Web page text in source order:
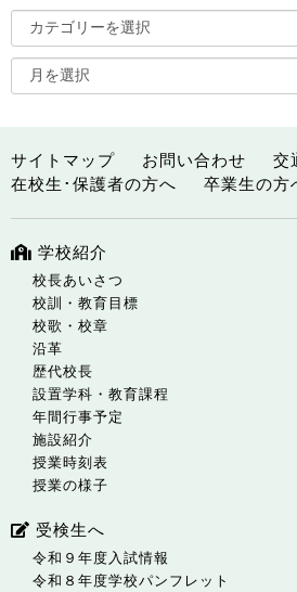
サイトマップ お問い合わせ
交
在校生･保護者の方へ
卒業生の方
学校紹介
校長あいさつ
校訓・教育目標
校歌・校章
沿革
歴代校長
設置学科・教育課程
年間行事予定
施設紹介
授業時刻表
授業の様子
受検生へ
令和９年度入試情報
令和８年度学校パンフレット